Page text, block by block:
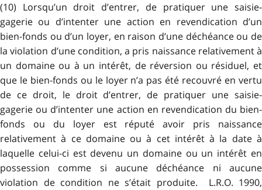
(10) Lorsqu’un droit d’entrer, de pratiquer une saisie-
gagerie ou d’intenter une action en revendication d’un
bien-fonds ou d’un loyer, en raison d’une déchéance ou de
la violation d’une condition, a pris naissance relativement à
un domaine ou à un intérêt, de réversion ou résiduel, et
que le bien-fonds ou le loyer n’a pas été recouvré en vertu
de ce droit, le droit d’entrer, de pratiquer une saisie-
gagerie ou d’intenter une action en revendication du bien-
fonds ou du loyer est réputé avoir pris naissance
relativement à ce domaine ou à cet intérêt à la date à
laquelle celui-ci est devenu un domaine ou un intérêt en
possession comme si aucune déchéance ni aucune
violation de condition ne s’était produite. L.R.O. 1990,